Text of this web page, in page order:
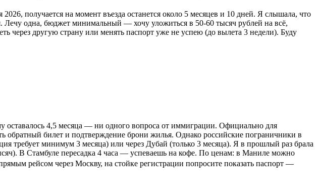
получается на момент въезда останется около 5 месяцев и 10 дней. Я слышала, что
Лечу одна, бюджет минимальный — хочу уложиться в 50-60 тысяч рублей на всё,
через другую страну или менять паспорт уже не успею (до вылета 3 недели). Буду
4,5 месяца — ни одного вопроса от иммиграции. Официально для
обратный билет и подтверждение брони жилья. Однако российские пограничники в
требует минимум 3 месяца) или через Дубай (только 3 месяца). Я в прошлый раз брала
В Стамбуле пересадка 4 часа — успеваешь на кофе. По ценам: в Маниле можно
рейсом через Москву, на стойке регистрации попросите показать паспорт —